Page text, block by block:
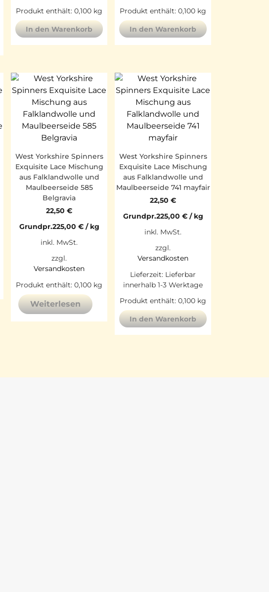
Produkt enthält: 0,100 kg
In den Warenkorb
Produkt enthält: 0,100 kg
In den Warenkorb
West Yorkshire Spinners
Exquisite Lace Mischung
aus Falklandwolle und
Maulbeerseide 585
Belgravia
22,50 €
Grundpr.225,00 €/ kg
inkl. MwSt.
zzgl.
Versandkosten
Produkt enthält: 0,100 kg
Weiterlesen
West Yorkshire Spinners
Exquisite Lace Mischung
aus Falklandwolle und
Maulbeerseide 741 mayfair
22,50 €
Grundpr.225,00 €/ kg
inkl. MwSt.
zzgl.
Versandkosten
Lieferzeit: Lieferbar
innerhalb 1-3 Werktage
Produkt enthält: 0,100 kg
In den Warenkorb